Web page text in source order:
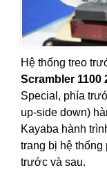
Hệ thống treo
Scrambler 1100
Special, phía
up-side down)
Kayaba hành
trang bị hệ thống
trước và sau.